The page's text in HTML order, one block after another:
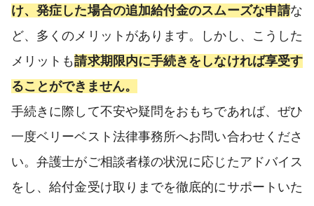
け、発症した場合の追加給付金のスムーズな申請な
ど、多くのメリットがあります。しかし、こうした
メリットも請求期限内に手続きをしなければ享受す
ることができません。
手続きに際して不安や疑問をおもちであれば、ぜひ
一度ベリーベスト法律事務所へお問い合わせくださ
い。弁護士がご相談者様の状況に応じたアドバイス
をし、給付金受け取りまでを徹底的にサポートいた